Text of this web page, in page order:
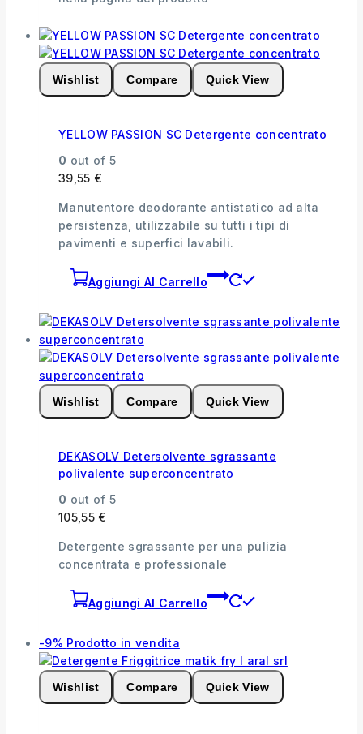
Wishlist Compare Quick View
YELLOW PASSION SC Detergente concentrato
0 out of 5
39,55 €
Manutentore deodorante antistatico ad alta
persistenza, utilizzabile su tutti i tipi di
pavimenti e superfici lavabili.
Aggiungi Al Carrello
Wishlist Compare Quick View
DEKASOLV Detersolvente sgrassante
polivalente superconcentrato
0 out of 5
105,55 €
Detergente sgrassante per una pulizia
concentrata e professionale
Aggiungi Al Carrello
-9% Prodotto in vendita
Wishlist Compare Quick View